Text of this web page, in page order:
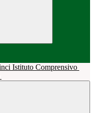
Istituto Comprensivo